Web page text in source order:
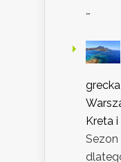
…
Kreta
Sezon